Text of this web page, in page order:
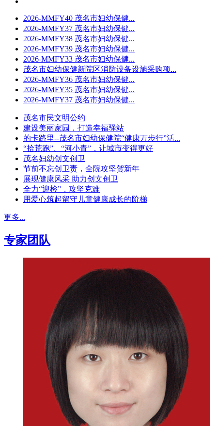
2026-MMFY40 茂名市妇幼保健...
2026-MMFY37 茂名市妇幼保健...
2026-MMFY38 茂名市妇幼保健...
2026-MMFY39 茂名市妇幼保健...
2026-MMFY33 茂名市妇幼保健...
茂名市妇幼保健新院区消防设备设施采购项...
2026-MMFY36 茂名市妇幼保健...
2026-MMFY35 茂名市妇幼保健...
2026-MMFY37 茂名市妇幼保健...
茂名市民文明公约
建设美丽家园，打造幸福驿站
的卡路里--茂名市妇幼保健院“健康万步行”活...
“拾荒跑”、“河小青”，让城市变得更好
茂名妇幼创文创卫
节前不忘创卫责，全院攻坚贺新年
展现健康风采 助力创文创卫
全力“迎检”，攻坚克难
用爱心筑起留守儿童健康成长的阶梯
更多...
专家团队